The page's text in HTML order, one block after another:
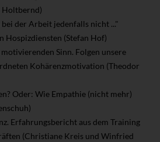
Holtbernd)
der Arbeit jedenfalls nicht ..."
Hospizdiensten (Stefan Hof)
Sinn. Folgen unsere
Kohärenzmotivation (Theodor
Oder: Wie Empathie (nicht mehr)
Erfahrungsbericht aus dem Training
(Christiane Kreis und Winfried